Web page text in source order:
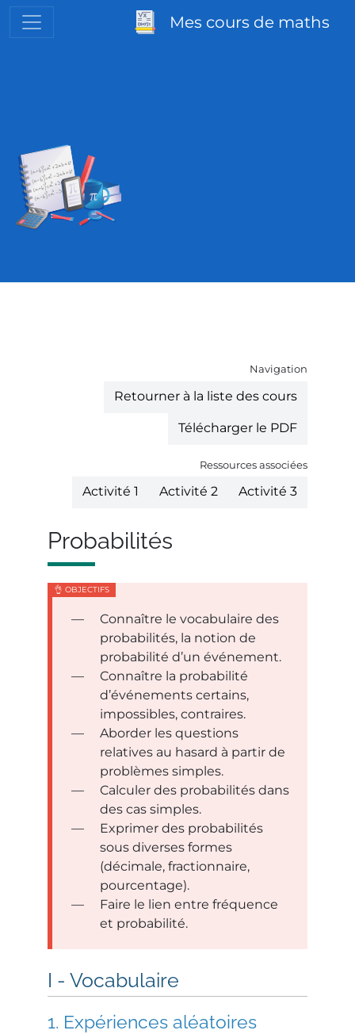
Mes cours de maths
Navigation
Retourner à la liste des cours
Télécharger le PDF
Ressources associées
Activité 1 Activité 2 Activité 3
Probabilités
Connaître le vocabulaire des
probabilités, la notion de
probabilité d’un événement.
Connaître la probabilité
d’événements certains,
impossibles, contraires.
Aborder les questions
relatives au hasard à partir de
problèmes simples.
Calculer des probabilités dans
des cas simples.
Exprimer des probabilités
sous diverses formes
(décimale, fractionnaire,
pourcentage).
Faire le lien entre fréquence
et probabilité.
Vocabulaire
Expériences aléatoires